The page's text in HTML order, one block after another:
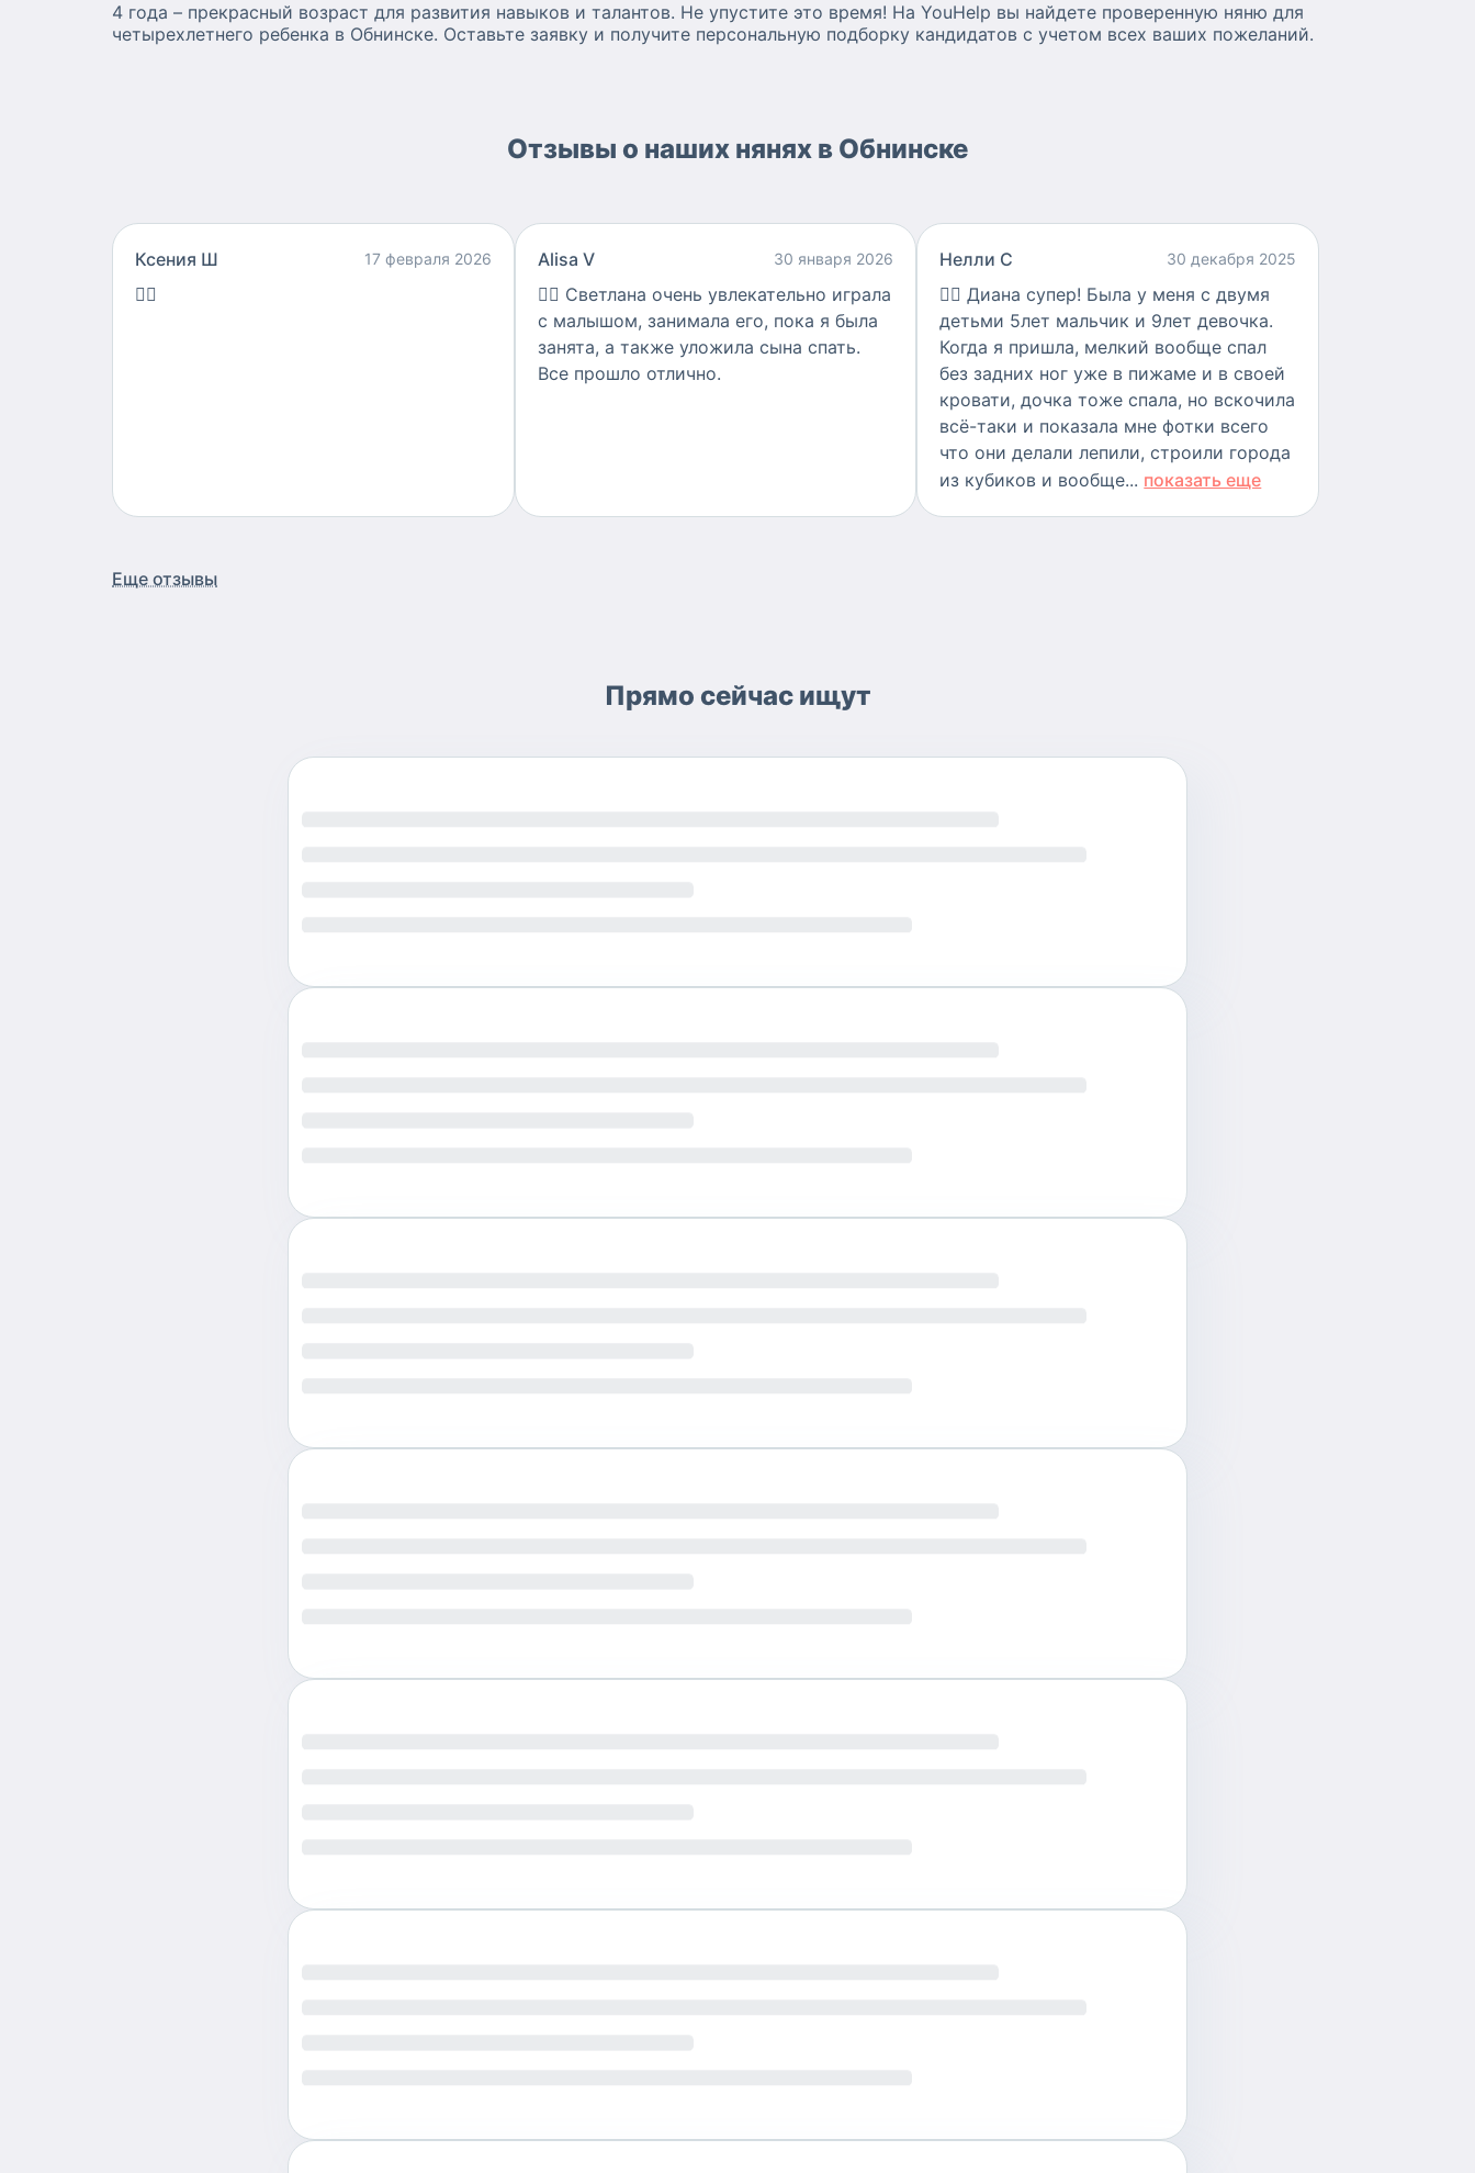
4 года – прекрасный возраст для развития навыков и талантов. Не упустите это время! На YouHelp вы найдете проверенную няню для
четырехлетнего ребенка в Обнинске. Оставьте заявку и получите персональную подборку кандидатов с учетом всех ваших пожеланий.
Отзывы о наших нянях в Обнинске
Ксения Ш 17 февраля 2026
👍🏻
Alisa V 30 января 2026
👍🏻 Светлана очень увлекательно играла
с малышом, занимала его, пока я была
занята, а также уложила сына спать.
Все прошло отлично.
Нелли С 30 декабря 2025
👍🏻 Диана супер! Была у меня с двумя
детьми 5лет мальчик и 9лет девочка.
Когда я пришла, мелкий вообще спал
без задних ног уже в пижаме и в своей
кровати, дочка тоже спала, но вскочила
всё-таки и показала мне фотки всего
что они делали лепили, строили города
из кубиков и вообще... показать еще
Еще отзывы
Прямо сейчас ищут